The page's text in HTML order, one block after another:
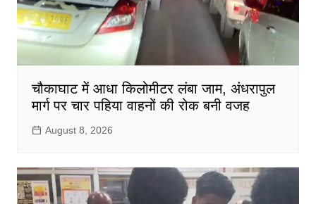
चौकाघाट में आधा किलोमीटर लंबा जाम, अंधरापुल
मार्ग पर चार पहिया वाहनों की रोक बनी वजह
August 8, 2026